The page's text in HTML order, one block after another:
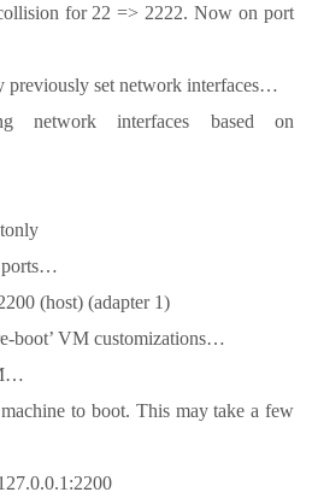
for 22 => 2222. Now on port
previously set network interfaces…
network interfaces based on
ports…
(host) (adapter 1)
boot’ VM customizations…
to boot. This may take a few